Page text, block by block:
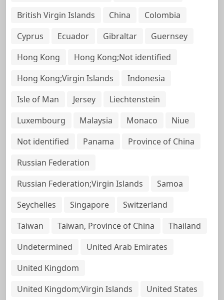
British Virgin Islands
China
Colombia
Cyprus
Ecuador Gibraltar
Guernsey
Hong Kong
Hong Kong;Not identified
Hong Kong;Virgin Islands
Indonesia
Isle of Man
Jersey
Liechtenstein
Luxembourg
Malaysia Monaco
Niue
Not identified
Panama
Province of China
Russian Federation
Russian Federation;Virgin Islands
Samoa
Seychelles
Singapore
Switzerland
Taiwan
Taiwan, Province of China
Thailand
Undetermined
United Arab Emirates
United Kingdom
United Kingdom;Virgin Islands
United States